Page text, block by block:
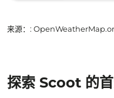
来源： :
探索 Scoot 的